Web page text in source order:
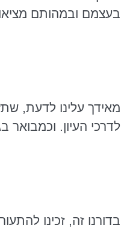
בעצמם ובמהותם
מאידך עלינו לדעת,
לדרכי העיון. וכמבואר
בדורנו זה, זכינו